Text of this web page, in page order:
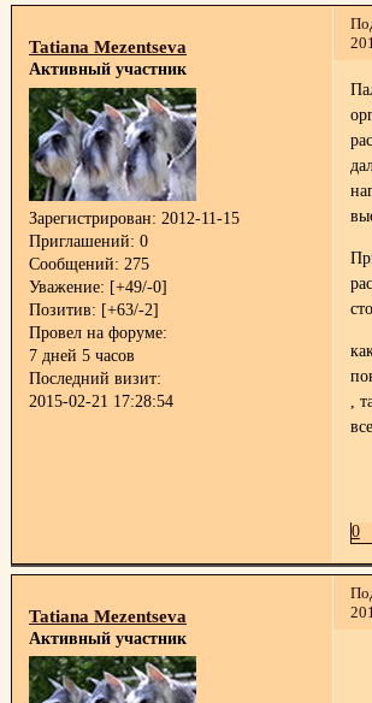
Tatiana Mezentseva
Активный участник
Зарегистрирован: 2012-11-15
Приглашений: 0
Сообщений: 275
Уважение: [+49/-0]
Позитив: [+63/-2]
Провел на форуме:
7 дней 5 часов
Последний визит:
2015-02-21 17:28:54
,
0
Tatiana Mezentseva
Активный участник